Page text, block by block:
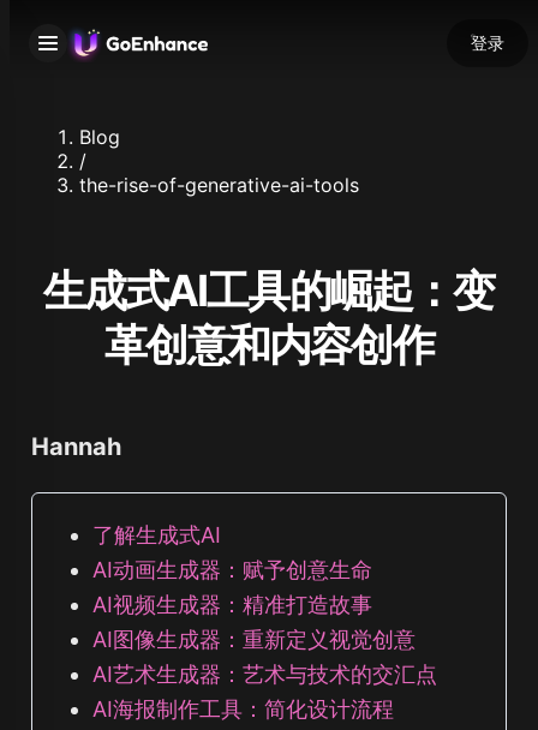
登录
Blog
/
the-rise-of-generative-ai-tools
生成式AI工具的崛起：变
革创意和内容创作
Hannah
了解生成式AI
AI动画生成器：赋予创意生命
AI视频生成器：精准打造故事
AI图像生成器：重新定义视觉创意
AI艺术生成器：艺术与技术的交汇点
AI海报制作工具：简化设计流程